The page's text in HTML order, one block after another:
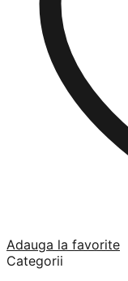
Adauga la favorite
Categorii